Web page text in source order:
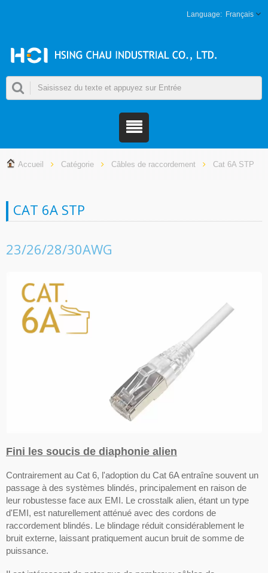
Français
Accueil Catégorie Câbles de raccordement Cat 6A STP
CAT 6A STP
23/26/28/30AWG
Fini les soucis de diaphonie alien
Contrairement au Cat 6, l'adoption du Cat 6A entraîne souvent un
passage à des systèmes blindés, principalement en raison de
leur robustesse face aux EMI. Le crosstalk alien, étant un type
d'EMI, est naturellement atténué avec des cordons de
raccordement blindés. Le blindage réduit considérablement le
bruit externe, laissant pratiquement aucun bruit de somme de
puissance.